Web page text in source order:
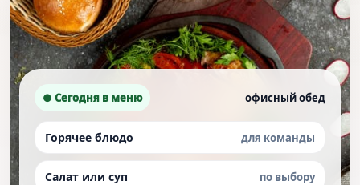
● Сегодня в меню офисный обед
Горячее блюдо для команды
Салат или суп по выбору